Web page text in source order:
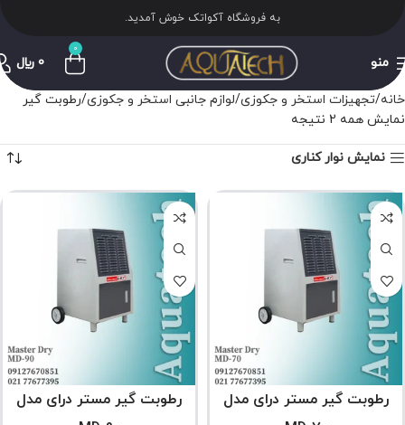
به فروشگاه آکواتک خوش آمدید.
منو
0
0 ﷼
خانه تجهیزات استخر و جکوزی لوازم جانبی استخر و جکوزی رطوبت گیر
نمایش همه 2 نتیجه
نمایش نوار کناری
رطوبت گیر مستر درای مدل
رطوبت گیر مستر درای مدل